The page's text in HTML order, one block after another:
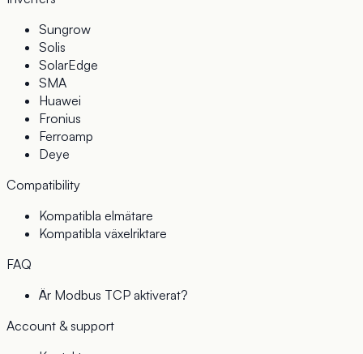
Sungrow
Solis
SolarEdge
SMA
Huawei
Fronius
Ferroamp
Deye
Compatibility
Kompatibla elmätare
Kompatibla växelriktare
FAQ
Är Modbus TCP aktiverat?
Account & support